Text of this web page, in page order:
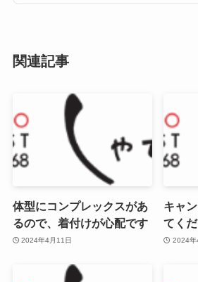
関連記事
体型にコンプレックスがあ
るので、着付けが心配です
2024年4月11日
キャ
てく
2024年